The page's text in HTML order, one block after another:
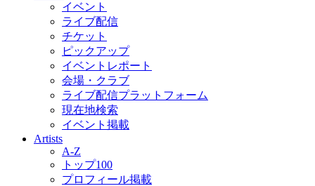
イベント
ライブ配信
チケット
ピックアップ
イベントレポート
会場・クラブ
ライブ配信プラットフォーム
現在地検索
イベント掲載
Artists
A-Z
トップ100
プロフィール掲載